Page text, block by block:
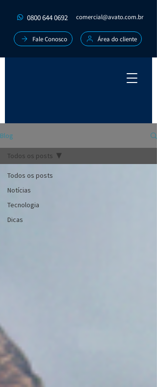
0800 644 0692 comercial@avato.com.br
Fale Conosco Área do cliente
Blog
Todos os posts
Notícias
Tecnologia
Dicas
Todos os posts